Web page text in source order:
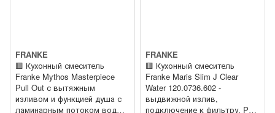
FRANKE
🟥 Кухонный смеситель
Franke Mythos Masterpiece
Pull Out с вытяжным
изливом и функцией душа с
ламинарным потоком воды
FRANKE
🟥 Кухонный смеситель
Franke Maris Slim J Clear
Water 120.0736.602 -
выдвижной излив,
подключение к фильтру, PVD